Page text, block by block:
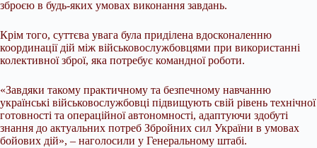
зброєю в будь-яких умовах виконання завдань.
Крім того, суттєва увага була приділена вдосконаленню
координації дій між військовослужбовцями при використанні
колективної зброї, яка потребує командної роботи.
«Завдяки такому практичному та безпечному навчанню
українські військовослужбовці підвищують свій рівень технічної
готовності та операційної автономності, адаптуючи здобуті
знання до актуальних потреб Збройних сил України в умовах
бойових дій», – наголосили у Генеральному штабі.